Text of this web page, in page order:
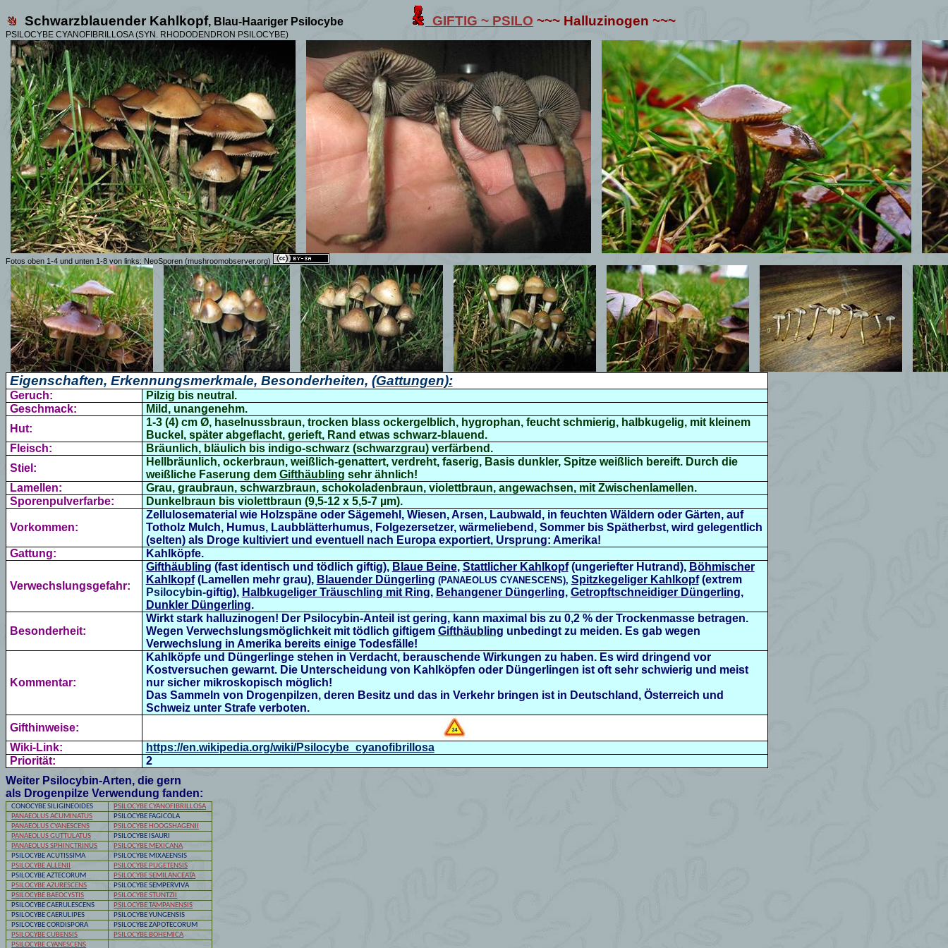
Schwarzblauender Kahlkopf, Blau-Haariger Psilocybe GIFTIG ~ PSILO ~~~ Halluzinogen ~~~
PSILOCYBE CYANOFIBRILLOSA (SYN. RHODODENDRON PSILOCYBE)
Fotos oben 1-4 und unten 1-8 von links: NeoSporen (mushroomobserver.org)
Eigenschaften, Erkennungsmerkmale, Besonderheiten, (Gattungen):
Geruch:
Pilzig bis neutral.
Geschmack:
Mild, unangenehm.
Hut:
1-3 (4) cm Ø, haselnussbraun, trocken blass ockergelblich, hygrophan, feucht schmierig, halbkugelig, mit kleinem
Buckel, später abgeflacht, gerieft, Rand etwas schwarz-blauend.
Fleisch:
Bräunlich, bläulich bis indigo-schwarz (schwarzgrau) verfärbend.
Stiel:
Hellbräunlich, ockerbraun, weißlich-genattert, verdreht, faserig, Basis dunkler, Spitze weißlich bereift. Durch die
weißliche Faserung dem Gifthäubling sehr ähnlich!
Lamellen:
Grau, graubraun, schwarzbraun, schokoladenbraun, violettbraun, angewachsen, mit Zwischenlamellen.
Sporenpulverfarbe:
Dunkelbraun bis violettbraun (9,5-12 x 5,5-7 µm).
Vorkommen:
Zellulosematerial wie Holzspäne oder Sägemehl, Wiesen, Arsen, Laubwald, in feuchten Wäldern oder Gärten, auf
Totholz Mulch, Humus, Laubblätterhumus, Folgezersetzer, wärmeliebend, Sommer bis Spätherbst, wird gelegentlich
(selten) als Droge kultiviert und eventuell nach Europa exportiert, Ursprung: Amerika!
Gattung:
Kahlköpfe.
Verwechslungsgefahr:
Gifthäubling (fast identisch und tödlich giftig), Blaue Beine, Stattlicher Kahlkopf(ungeriefter Hutrand), Böhmischer
Kahlkopf(Lamellen mehr grau), Blauender Düngerling (PANAEOLUS CYANESCENS), Spitzkegeliger Kahlkopf(extrem
Psilocybin-giftig), Halbkugeliger Träuschling mit Ring, Behangener Düngerling, Getropftschneidiger Düngerling,
Dunkler Düngerling.
Besonderheit:
Wirkt stark halluzinogen! Der Psilocybin-Anteil ist gering, kann maximal bis zu 0,2 % der Trockenmasse betragen.
Wegen Verwechslungsmöglichkeit mit tödlich giftigem Gifthäubling unbedingt zu meiden. Es gab wegen
Verwechslung in Amerika bereits einige Todesfälle!
Kommentar:
Kahlköpfe und Düngerlinge stehen in Verdacht, berauschende Wirkungen zu haben. Es wird dringend vor
Kostversuchen gewarnt. Die Unterscheidung von Kahlköpfen oder Düngerlingen ist oft sehr schwierig und meist
nur sicher mikroskopisch möglich!
Das Sammeln von Drogenpilzen, deren Besitz und das in Verkehr bringen ist in Deutschland, Österreich und
Schweiz unter Strafe verboten.
Gifthinweise:
Wiki-Link:
https://en.wikipedia.org/wiki/Psilocybe_cyanofibrillosa
Priorität:
2
Weiter Psilocybin-Arten, die gern
als Drogenpilze Verwendung fanden:
CONOCYBE SILIGINEOIDES
PSILOCYBE CYANOFIBRILLOSA
PANAEOLUS ACUMINATUS
PSILOCYBE FAGICOLA
PANAEOLUS CYANESCENS
PSILOCYBE HOOGSHAGENII
PANAEOLUS GUTTULATUS
PSILOCYBE ISAURI
PANAEOLUS SPHINCTRINUS
PSILOCYBE MEXICANA
PSILOCYBE ACUTISSIMA
PSILOCYBE MIXAEENSIS
PSILOCYBE ALLENII
PSILOCYBE PUGETENSIS
PSILOCYBEAZTECORUM
PSILOCYBE SEMILANCEATA
PSILOCYBE AZURESCENS
PSILOCYBESEMPERVIVA
PSILOCYBE BAEOCYSTIS
PSILOCYBE STUNTZII
PSILOCYBECAERULESCENS
PSILOCYBE TAMPANENSIS
PSILOCYBECAERULIPES PSILOCYBEYUNGENSIS
PSILOCYBECORDISPORA PSILOCYBEZAPOTECORUM
PSILOCYBECUBENSIS
PSILOCYBE BOHEMICA
PSILOCYBE CYANESCENS